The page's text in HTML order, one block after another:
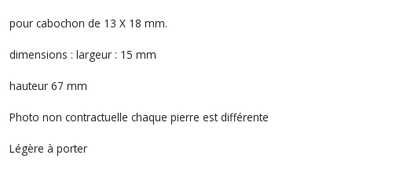
pour cabochon de 13 X 18 mm.
dimensions : largeur : 15 mm
hauteur 67 mm
Photo non contractuelle chaque pierre est différente
Légère à porter